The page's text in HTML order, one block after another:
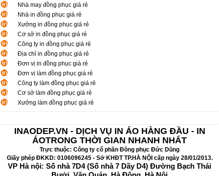
Nhà may đồng phục giá rẻ
Nhà in đồng phục giá rẻ
Xưởng in đồng phục giá rẻ
Cơ sở in đồng phục giá rẻ
Công ty in đồng phục giá rẻ
Địa chỉ in đồng phục giá rẻ
Đơn vị in đồng phục giá rẻ
Đơn vị làm đồng phục giá rẻ
Công ty làm đồng phục giá rẻ
Cơ sở làm đồng phục giá rẻ
Xưởng làm đồng phục giá rẻ
INAODEP.VN - DỊCH VỤ IN ÁO HÀNG ĐẦU - IN
ÁOTRONG THỜI GIAN NHANH NHẤT
Trực thuộc: Công ty cổ phần Đồng phục Đức Dũng
Giấy phép ĐKKD: 0106096245 - Sở KHĐT TP.HÀ NỘI cấp ngày 28/01/2013.
VP Hà nội: Số nhà 7D4 (Số nhà 7 Dãy D4) Đường Bạch Thái